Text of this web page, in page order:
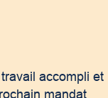
accompli et
mandat